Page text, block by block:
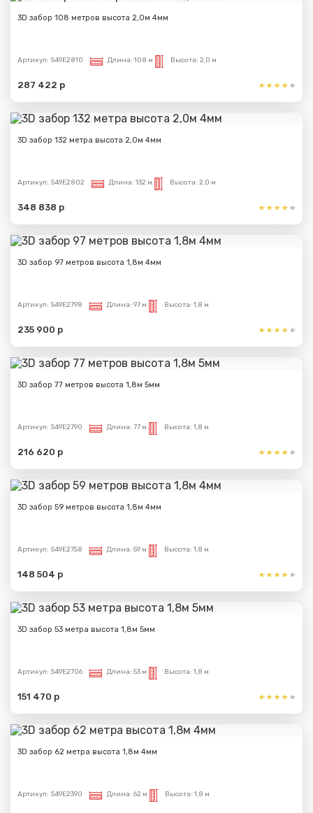
3D забор 108 метров высота 2,0м 4мм
Артикул: S49E2810 Длина: 108 м Высота: 2,0 м
287 422 р
3D забор 132 метра высота 2,0м 4мм
Артикул: S49E2802 Длина: 132 м Высота: 2,0 м
348 838 р
3D забор 97 метров высота 1,8м 4мм
Артикул: S49E2798 Длина: 97 м Высота: 1,8 м
235 900 р
3D забор 77 метров высота 1,8м 5мм
Артикул: S49E2790 Длина: 77 м Высота: 1,8 м
216 620 р
3D забор 59 метров высота 1,8м 4мм
Артикул: S49E2758 Длина: 59 м Высота: 1,8 м
148 504 р
3D забор 53 метра высота 1,8м 5мм
Артикул: S49E2706 Длина: 53 м Высота: 1,8 м
151 470 р
3D забор 62 метра высота 1,8м 4мм
Артикул: S49E2390 Длина: 62 м Высота: 1,8 м